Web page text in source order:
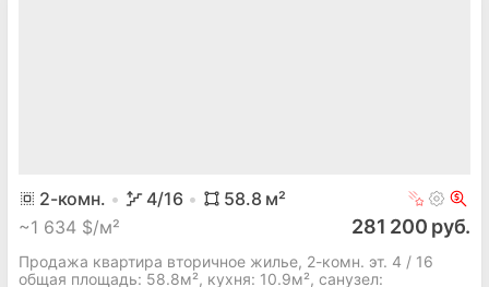
2-комн. 4/16 58.8 м²
~1 634 $/м² 281 200 руб.
Продажа квартира вторичное жилье, 2-комн. эт. 4 / 16
общая площадь: 58.8м², кухня: 10.9м², cанузел: